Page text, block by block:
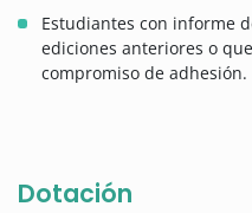
Estudiantes con informe
ediciones anteriores o
compromiso de adhesión.
Dotación